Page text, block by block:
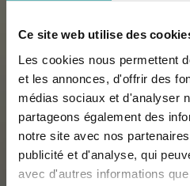
Ce site web utilise des
Les cookies nous permettent
et les annonces, d'offrir des
médias sociaux et d'analyser
partageons également des
notre site avec nos
publicité et d'analyse, qui
avec d'autres informations
Retrouver